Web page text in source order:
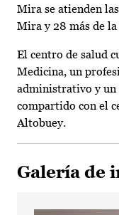
Mira se atienden
Mira y 28 más de la
El centro de salud
Medicina, un
administrativo y
compartido con el
Altobuey.
Galería de